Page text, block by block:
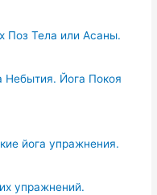
Поз Тела или Асаны.
Йога Покоя
йога упражнения.
упражнений.